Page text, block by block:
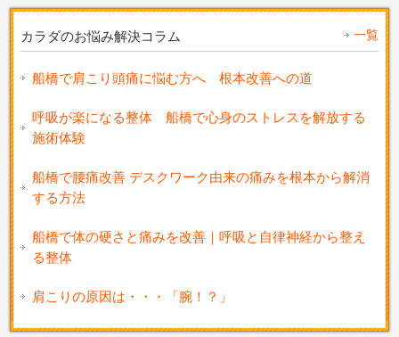
カラダのお悩み解決コラム 一覧
船橋で肩こり頭痛に悩む方へ 根本改善への道
呼吸が楽になる整体 船橋で心身のストレスを解放する
施術体験
船橋で腰痛改善 デスクワーク由来の痛みを根本から解消
する方法
船橋で体の硬さと痛みを改善｜呼吸と自律神経から整え
る整体
肩こりの原因は・・・「腕！？」